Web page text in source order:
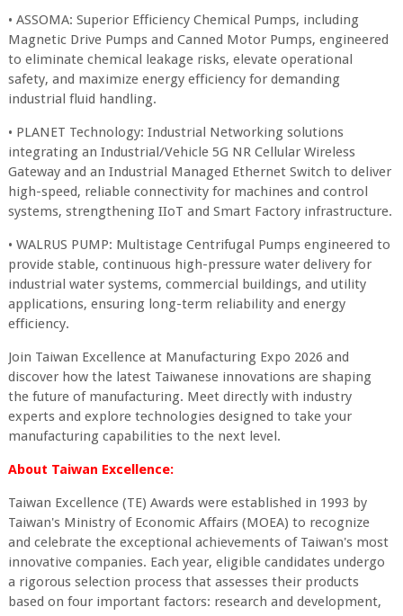
• ASSOMA: Superior Efficiency Chemical Pumps, including
Magnetic Drive Pumps and Canned Motor Pumps, engineered
to eliminate chemical leakage risks, elevate operational
safety, and maximize energy efficiency for demanding
industrial fluid handling.
• PLANET Technology: Industrial Networking solutions
integrating an Industrial/Vehicle 5G NR Cellular Wireless
Gateway and an Industrial Managed Ethernet Switch to deliver
high-speed, reliable connectivity for machines and control
systems, strengthening IIoT and Smart Factory infrastructure.
• WALRUS PUMP: Multistage Centrifugal Pumps engineered to
provide stable, continuous high-pressure water delivery for
industrial water systems, commercial buildings, and utility
applications, ensuring long-term reliability and energy
efficiency.
Join Taiwan Excellence at Manufacturing Expo 2026 and
discover how the latest Taiwanese innovations are shaping
the future of manufacturing. Meet directly with industry
experts and explore technologies designed to take your
manufacturing capabilities to the next level.
About Taiwan Excellence:
Taiwan Excellence (TE) Awards were established in 1993 by
Taiwan's Ministry of Economic Affairs (MOEA) to recognize
and celebrate the exceptional achievements of Taiwan's most
innovative companies. Each year, eligible candidates undergo
a rigorous selection process that assesses their products
based on four important factors: research and development,